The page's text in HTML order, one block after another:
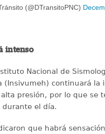
(@DTransitoPNC)
intenso
Nacional de
(Insivumeh) continuará la
presión, por lo que se
durante el día.
que habrá